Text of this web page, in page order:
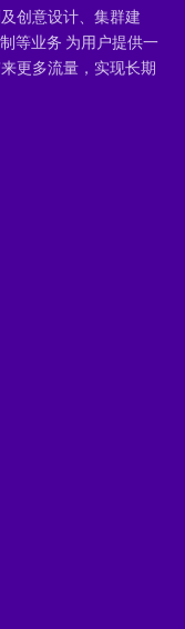
创意设计、集群建
等业务 为用户提供一
更多流量，实现长期